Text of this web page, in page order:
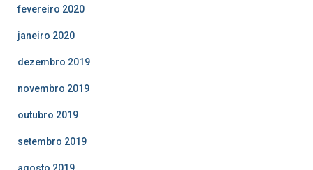
fevereiro 2020
janeiro 2020
dezembro 2019
novembro 2019
outubro 2019
setembro 2019